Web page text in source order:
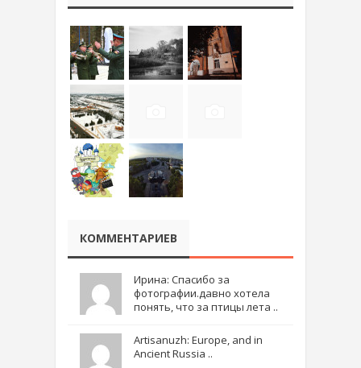
КОММЕНТАРИЕВ
Ирина: Спасибо за
фотографии.давно хотела
понять, что за птицы лета ..
Artisanuzh: Europe, and in
Ancient Russia ..